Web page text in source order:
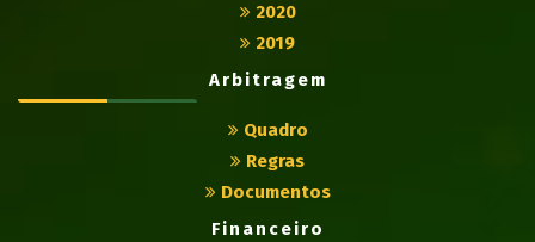
2020
2019
Arbitragem
Quadro
Regras
Documentos
Financeiro